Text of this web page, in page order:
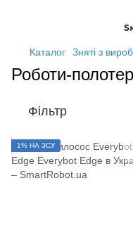
Каталог Зняті з
Роботи-
Фільтр
1% НА ЗСУ